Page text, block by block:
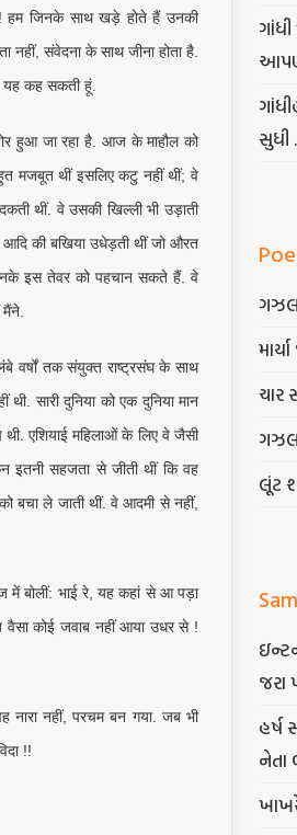
हम जिनके साथ खड़े होते हैं उनकी
नहीं, संवेदना के साथ जीना होता है.
यह कह सकती हूं.
हुआ जा रहा है. आज के माहौल को
मजबूत थीं इसलिए कटु नहीं थीं; वे
थीं. वे उसकी खिल्ली भी उड़ाती
की बखिया उधेड़ती थीं जो औरत
इस तेवर को पहचान सकते हैं. वे
वर्षों तक संयुक्त राष्ट्रसंघ के साथ
सारी दुनिया को एक दुनिया मान
एशियाई महिलाओं के लिए वे जैसी
इतनी सहजता से जीती थीं कि वह
बचा ले जाती थीं. वे आदमी से नहीं,
में बोलीं: भाई रे, यह कहां से आ पड़ा
वैसा कोई जवाब नहीं आया उधर से !
नारा नहीं, परचम बन गया. जब भी
!!
સુધી
ગઝલ
ચાર
ગઝલ
લૂંટ
જરા
હર્ષ
નેતા